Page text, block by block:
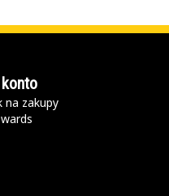
na zakupy